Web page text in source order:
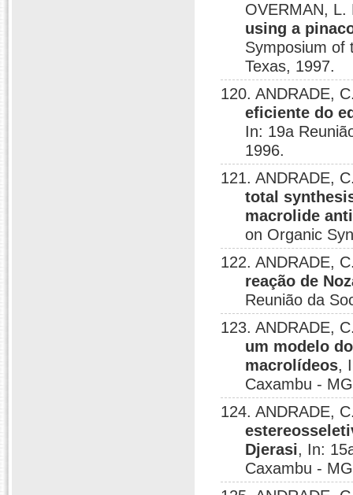
OVERMAN,
using a
Symposium of
Texas, 1997.
120. ANDRADE,
eficiente do
In: 19a
1996.
121. ANDRADE,
total
macrolide
on Organic
122. ANDRADE,
reação de
Reunião da
123. ANDRADE,
um modelo
macrolídeos,
Caxambu -
124. ANDRADE,
Djerasi, In:
Caxambu -